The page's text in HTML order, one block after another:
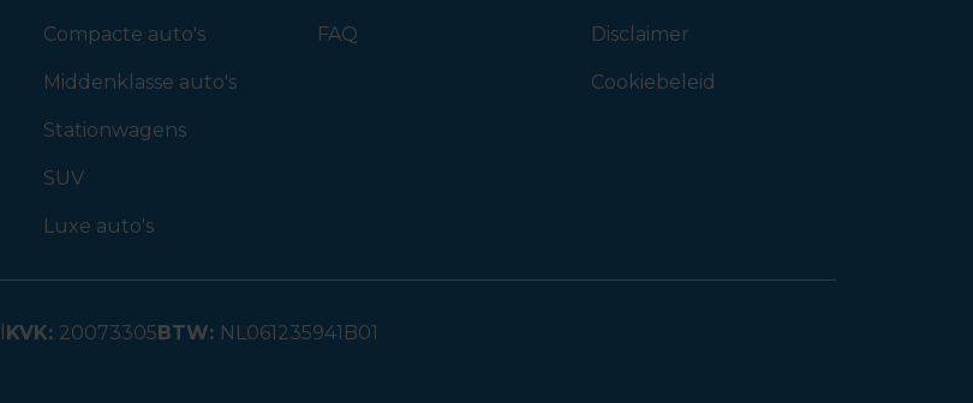
Compacte auto's
Middenklasse auto's
Stationwagens
SUV
Luxe auto's
FAQ Disclaimer
Cookiebeleid
KVK: 20073305BTW: NL061235941B01